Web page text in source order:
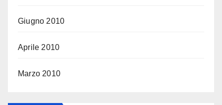
Giugno 2010
Aprile 2010
Marzo 2010